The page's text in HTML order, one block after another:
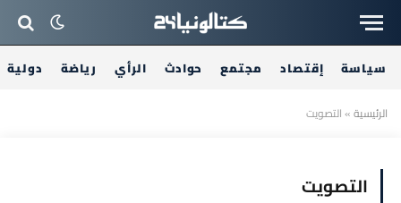
سياسة إقتصاد مجتمع حوادث الرأي رياضة دولية
الرئيسية»التصويت
التصويت